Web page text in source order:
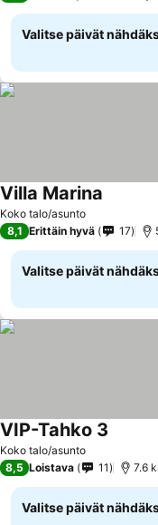
Valitse päivät
Koko talo/asunto
Villa Marina
8,1 Erittäin hyvä 17
Valitse päivät
Koko talo/asunto
VIP-Tahko 3
8,5 Loistava 11 7.6
Valitse päivät